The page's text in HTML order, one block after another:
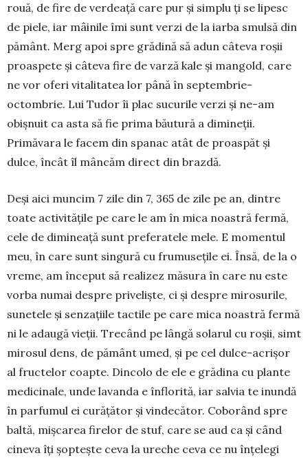
rouă, de fire de verdeață care pur și simplu ți se lipesc
de piele, iar mâinile îmi sunt verzi de la iarba smulsă din
pământ. Merg apoi spre grădină să adun câteva roșii
proaspete și câteva fire de varză kale şi mangold, care
ne vor oferi vita­litatea lor până în septembrie-
octombrie. Lui Tu­dor îi plac sucurile verzi și ne-am
obișnuit ca asta să fie prima băutură a dimineții.
Primăvara le facem din spanac atât de proaspăt și
dulce, încât îl mâncăm direct din brazdă.
Deși aici muncim 7 zile din 7, 365 de zile pe an, dintre
toate activitățile pe care le am în mica noastră fermă,
cele de dimineață sunt preferatele mele. E momentul
meu, în care sunt singură cu frumusețile ei. Însă, de la o
vreme, am început să realizez măsura în care nu este
vorba numai despre priveliște, ci și despre mirosurile,
sunetele și senzațiile tactile pe care mica noastră fermă
ni le adaugă vieții. Trecând pe lângă solarul cu roșii, simt
mirosul dens, de pământ umed, și pe cel dulce-acrișor
al fructelor coapte. Dincolo de ele e grădina cu plante
medicinale, unde lavanda e înflorită, iar salvia te inundă
în parfumul ei curățător și vindecător. Coborând spre
baltă, mișcarea firelor de stuf, care se aud ca și când
cineva îți șoptește ceva la ureche ceva ce nu înțelegi